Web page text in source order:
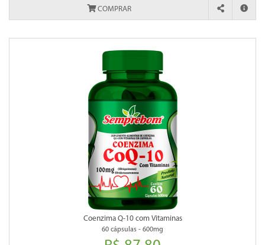
COMPRAR
Coenzima Q-10 com Vitaminas
60 cápsulas - 600mg